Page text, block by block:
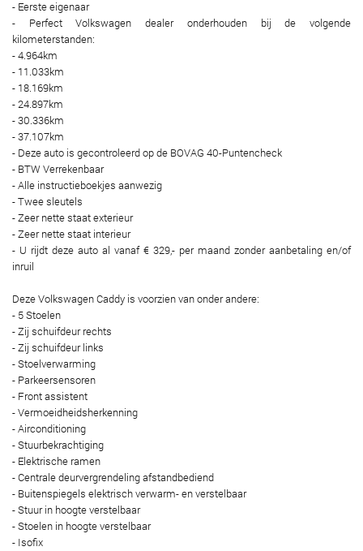
- Eerste eigenaar
- Perfect Volkswagen dealer onderhouden bij de volgende
kilometerstanden:
- 4.964km
- 11.033km
- 18.169km
- 24.897km
- 30.336km
- 37.107km
- Deze auto is gecontroleerd op de BOVAG 40-Puntencheck
- BTW Verrekenbaar
- Alle instructieboekjes aanwezig
- Twee sleutels
- Zeer nette staat exterieur
- Zeer nette staat interieur
- U rijdt deze auto al vanaf € 329,- per maand zonder aanbetaling en/of
inruil
Deze Volkswagen Caddy is voorzien van onder andere:
- 5 Stoelen
- Zij schuifdeur rechts
- Zij schuifdeur links
- Stoelverwarming
- Parkeersensoren
- Front assistent
- Vermoeidheidsherkenning
- Airconditioning
- Stuurbekrachtiging
- Elektrische ramen
- Centrale deurvergrendeling afstandbediend
- Buitenspiegels elektrisch verwarm- en verstelbaar
- Stuur in hoogte verstelbaar
- Stoelen in hoogte verstelbaar
- Isofix